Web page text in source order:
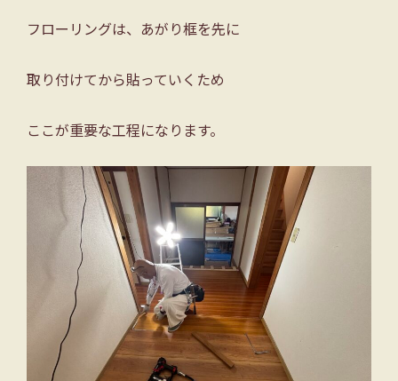
フローリングは、あがり框を先に
取り付けてから貼っていくため
ここが重要な工程になります。